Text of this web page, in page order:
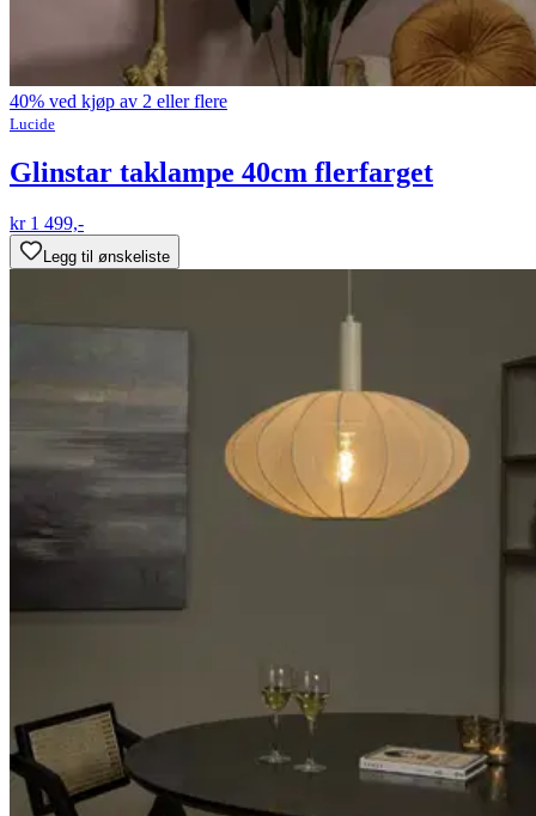
40% ved kjøp av 2 eller flere
Lucide
Glinstar taklampe 40cm flerfarget
kr 1 499,-
Legg til ønskeliste